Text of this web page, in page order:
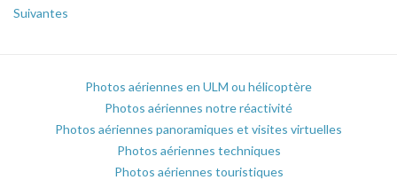
Suivantes
Photos aériennes en ULM ou hélicoptère
Photos aériennes notre réactivité
Photos aériennes panoramiques et visites virtuelles
Photos aériennes techniques
Photos aériennes touristiques